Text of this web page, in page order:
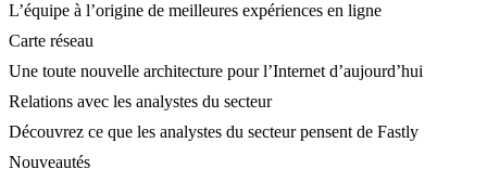
L’équipe à l’origine de meilleures expériences en ligne
Carte réseau
Une toute nouvelle architecture pour l’Internet d’aujourd’hui
Relations avec les analystes du secteur
Découvrez ce que les analystes du secteur pensent de Fastly
Nouveautés